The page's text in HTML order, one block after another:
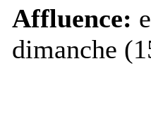
Affluence:
dimanche